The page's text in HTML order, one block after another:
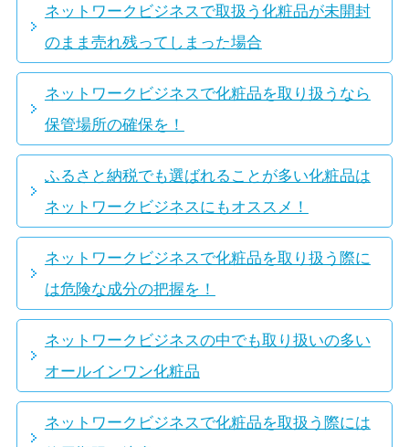
ネットワークビジネスで取扱う化粧品が未開封
のまま売れ残ってしまった場合
ネットワークビジネスで化粧品を取り扱うなら
保管場所の確保を！
ふるさと納税でも選ばれることが多い化粧品は
ネットワークビジネスにもオススメ！
ネットワークビジネスで化粧品を取り扱う際に
は危険な成分の把握を！
ネットワークビジネスの中でも取り扱いの多い
オールインワン化粧品
ネットワークビジネスで化粧品を取扱う際には